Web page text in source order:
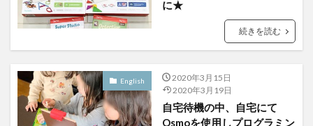
に★
続きを読む
English
2020年3月15日
2020年3月19日
自宅待機の中、自宅にて
Osmoを使用しプログラミン